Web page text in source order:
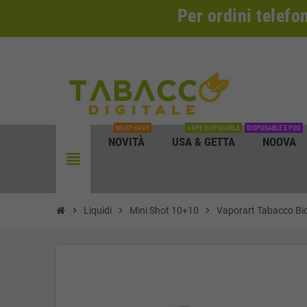
Per ordini
view_headline
NOVITÀ
MUST HAVE
USA & GETTA
VAPE DISPOSABLE
NOOVA
DISPOSABLE E POD
chevron_right Liquidi chevron_right Mini Shot 10+10 chevron_right Vaporart Tabacco